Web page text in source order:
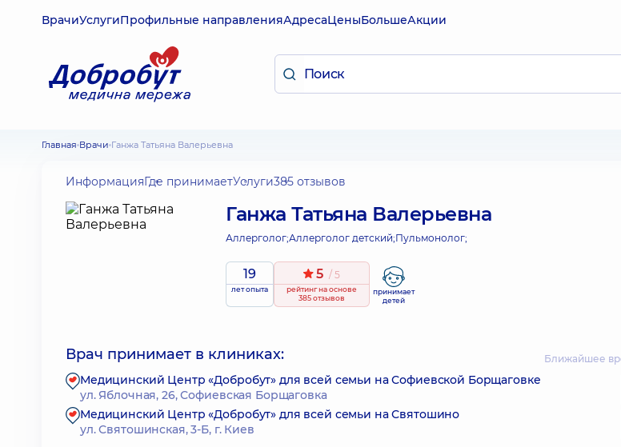
ВрачиУслугиПрофильные направленияАдресаЦеныБольшеАкции
Главная Врачи Ганжа Татьяна Валерьевна
ИнформацияГде принимаетУслуги385 отзывов
Ганжа Татьяна Валерьевна
Аллерголог;Аллерголог детский;Пульмонолог;
19
лет опыта
5 / 5
рейтингна основе
385 отзывов
принимает
детей
Врач принимает в клиниках: Ближайшее
Медицинский Центр «Добробут» для всей семьи на Софиевской Борщаговке
ул. Яблочная, 26, Софиевская Борщаговка
Медицинский Центр «Добробут» для всей семьи на Святошино
ул. Святошинская, 3-Б, г. Киев